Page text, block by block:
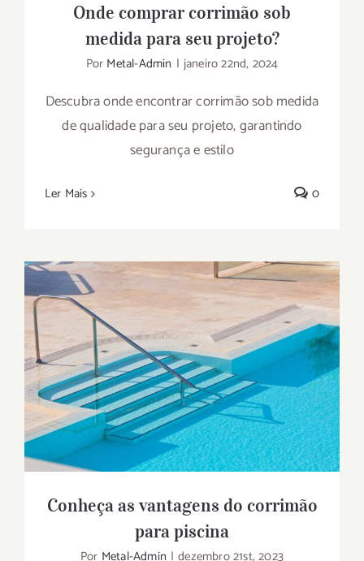
Onde comprar corrimão sob
medida para seu projeto?
Por Metal-Admin | janeiro 22nd, 2024
Descubra onde encontrar corrimão sob medida
de qualidade para seu projeto, garantindo
segurança e estilo
Ler Mais 0
Conheça as vantagens do corrimão para
piscina
Conheça as vantagens do corrimão
para piscina
Por Metal-Admin | dezembro 21st, 2023